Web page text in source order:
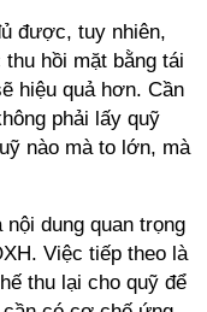
được, tuy nhiên,
hồi mặt bằng tái
hiệu quả hơn. Cần
phải lấy quỹ
nào mà to lớn, mà
dung quan trọng
Việc tiếp theo là
thu lại cho quỹ để